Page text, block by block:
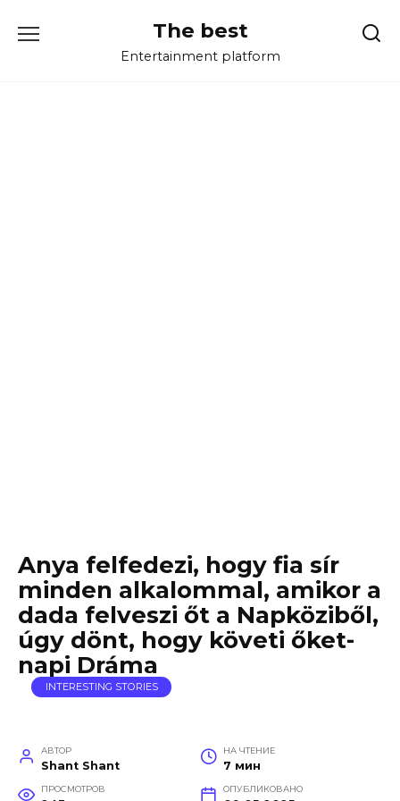
The best
Entertainment platform
Anya felfedezi, hogy fia sír
minden alkalommal, amikor a
dada felveszi őt a Napköziből,
úgy dönt, hogy követi őket-
napi Dráma
INTERESTING STORIES
АВТОР
Shant Shant
НА ЧТЕНИЕ
7 мин
ПРОСМОТРОВ ОПУБЛИКОВАНО